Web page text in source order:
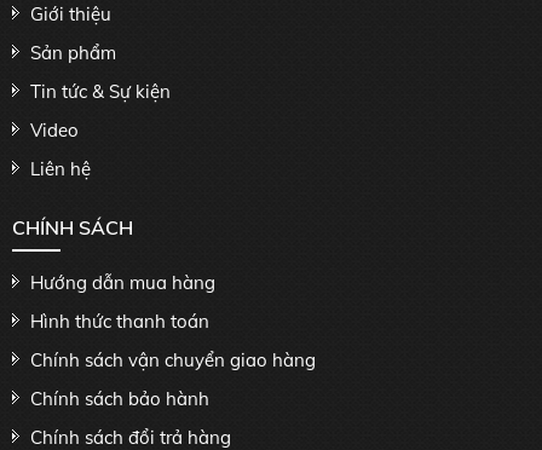
Giới thiệu
Sản phẩm
Tin tức & Sự kiện
Video
Liên hệ
CHÍNH SÁCH
Hướng dẫn mua hàng
Hình thức thanh toán
Chính sách vận chuyển giao hàng
Chính sách bảo hành
Chính sách đổi trả hàng